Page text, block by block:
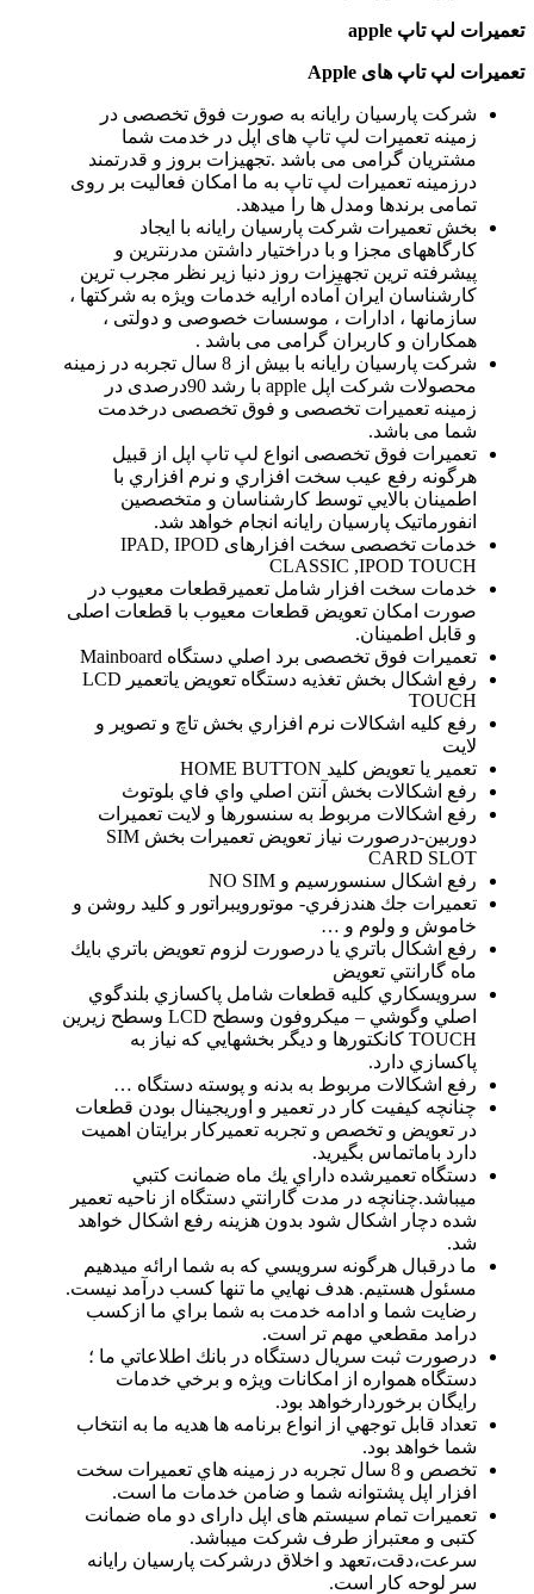
تعمیرات لپ تاپ
تعمیرات لپ تاپ های Apple
شرکت پارسیان رایانه به صورت فوق تخصصی در
زمینه تعمیرات لپ تاپ های اپل در خدمت شما
مشتریان گرامی می باشد .تجهیزات بروز و قدرتمند
درزمینه تعمیرات لپ تاپ به ما امکان فعالیت بر روی
تمامی برندها ومدل ها را میدهد.
بخش تعمیرات شرکت پارسیان رایانه با ایجاد
کارگاههای مجزا و با دراختیار داشتن مدرنترین و
پیشرفته ترین تجهیزات روز دنیا زیر نظر مجرب ترین
کارشناسان ایران آماده ارایه خدمات ویژه به شرکتها ،
سازمانها ، ادارات ، موسسات خصوصی و دولتی ،
همکاران و کاربران گرامی می باشد .
شرکت پارسیان رایانه با بیش از 8 سال تجربه در زمینه
محصولات شرکت اپل apple با رشد 90درصدی در
زمینه تعمیرات تخصصی و فوق تخصصی درخدمت
شما می باشد.
تعمیرات فوق تخصصی انواع لپ تاپ اپل از قبیل
هرگونه رفع عيب سخت افزاري و نرم افزاري با
اطمينان بالايي توسط كارشناسان و متخصصین
انفورماتیک پارسیان رایانه انجام خواهد شد.
خدمات تخصصی سخت افزارهای IPAD, IPOD
CLASSIC ,IPOD TOUCH
خدمات سخت افزار شامل تعميرقطعات معيوب در
صورت امكان تعويض قطعات معيوب با قطعات اصلی
و قابل اطمينان.
تعمیرات فوق تخصصی برد اصلي دستگاه Mainboard
رفع اشكال بخش تغذيه دستگاه تعويض ياتعمير LCD
TOUCH
رفع كليه اشكالات نرم افزاري بخش تاچ و تصوير و
لايت
تعمير يا تعويض كليد HOME BUTTON
رفع اشكالات بخش آنتن اصلي واي فاي بلوتوث
رفع اشكالات مربوط به سنسورها و لايت تعمیرات
دوربين-درصورت نياز تعويض تعمیرات بخش SIM
CARD SLOT
رفع اشكال سنسورسيم و NO SIM
تعمیرات جك هندزفري- موتورويبراتور و كليد روشن و
خاموش و ولوم و …
رفع اشكال باتري يا درصورت لزوم تعويض باتري بايك
ماه گارانتي تعويض
سرويسكاري كليه قطعات شامل پاكسازي بلندگوي
اصلي وگوشي – ميكروفون وسطح LCD وسطح زيرين
TOUCH كانكتورها و ديگر بخشهايي كه نياز به
پاكسازي دارد.
رفع اشكالات مربوط به بدنه و پوسته دستگاه …
چنانچه كيفيت كار در تعمير و اوريجينال بودن قطعات
در تعويض و تخصص و تجربه تعميركار برايتان اهميت
دارد باماتماس بگيريد.
دستگاه تعميرشده داراي يك ماه ضمانت كتبي
ميباشد.چنانچه در مدت گارانتي دستگاه از ناحيه تعمير
شده دچار اشكال شود بدون هزينه رفع اشكال خواهد
شد.
ما درقبال هرگونه سرويسي كه به شما ارائه ميدهيم
مسئول هستيم. هدف نهايي ما تنها كسب درآمد نيست.
رضايت شما و ادامه خدمت به شما براي ما ازكسب
درامد مقطعي مهم تر است.
درصورت ثبت سريال دستگاه در بانك اطلاعاتي ما ؛
دستگاه همواره از امكانات ويژه و برخي خدمات
رايگان برخوردارخواهد بود.
تعداد قابل توجهي از انواع برنامه ها هديه ما به انتخاب
شما خواهد بود.
تخصص و 8 سال تجربه در زمينه هاي تعمیرات سخت
افزار اپل پشتوانه شما و ضامن خدمات ما است.
تعمیرات تمام سیستم های اپل دارای دو ماه ضمانت
کتبی و معتبراز طرف شرکت میباشد.
سرعت،دقت،تعهد و اخلاق درشرکت پارسیان رایانه
سر لوحه کار است.